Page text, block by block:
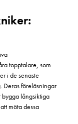
topptalare, som
i de senaste
Deras föreläsningar
bygga långsiktiga
möta dessa